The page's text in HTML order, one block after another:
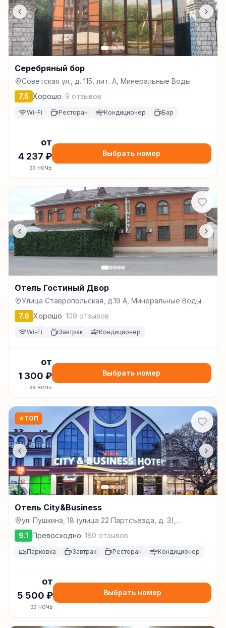
Серебряный бор
Советская ул., д. 115, лит. А, Минеральные Воды
7.5 Хорошо· 9 отзывов
Wi-Fi Ресторан Кондиционер Бар
от
4 237 ₽
за ночь
Выбрать номер
Отель Гостиный Двор
Улица Ставропольская, д.19 А, Минеральные Воды
7.6 Хорошо· 109 отзывов
Wi-Fi Завтрак Кондиционер
от
1 300 ₽
за ночь
Выбрать номер
★ТОП
Отель City&Business
ул. Пушкина, 18 (улица 22 Партсъезда, д. 3),
Минеральные Воды
9.1 Превосходно· 180 отзывов
Парковка Завтрак Ресторан Кондиционер
от
5 500 ₽
за ночь
Выбрать номер